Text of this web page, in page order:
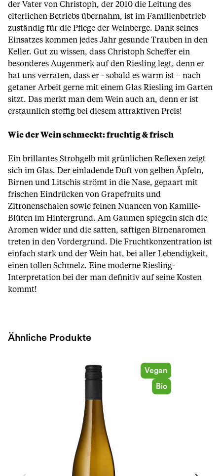
der Vater von Christoph, der 2010 die Leitung des
elterlichen Betriebs übernahm, ist im Familienbetrieb
zuständig für die Pflege der Weinberge. Dank seines
Einsatzes kommen jedes Jahr gesunde Trauben in den
Keller. Gut zu wissen, dass Christoph Scheffer ein
besonderes Augenmerk auf den Riesling legt, denn er
hat uns verraten, dass er - sobald es warm ist – nach
getaner Arbeit gerne mit einem Glas Riesling im Garten
sitzt. Das merkt man dem Wein auch an, denn er ist
erstaunlich stoffig bei diesem attraktiven Preis!
Wie der Wein schmeckt: fruchtig & frisch
Ein brillantes Strohgelb mit grünlichen Reflexen zeigt
sich im Glas. Der einladende Duft von gelben Äpfeln,
Birnen und Litschis strömt in die Nase, gepaart mit
frischen Eindrücken von Grapefruits und
Zitronenschalen sowie feinen Nuancen von Kamille-
Blüten im Hintergrund. Am Gaumen spiegeln sich die
Aromen wider und die satten, saftigen Birnenaromen
treten in den Vordergrund. Die Fruchtkonzentration ist
einfach stark und der Wein hat, bei aller Lebendigkeit,
einen tollen Schmelz. Eine moderne Riesling-
Interpretation bei der man definitiv auf seine Kosten
kommt!
Ähnliche Produkte
Vegan
Bio